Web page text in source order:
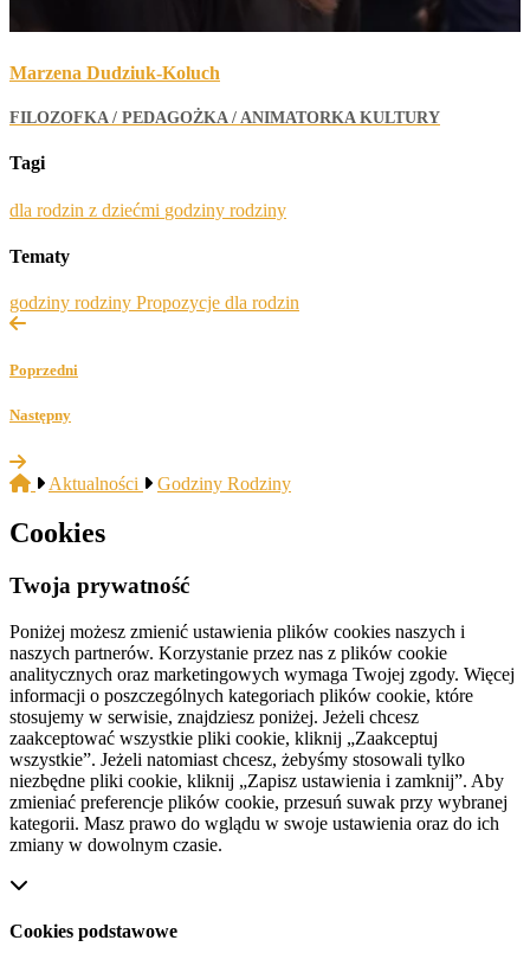
Marzena Dudziuk-Koluch
FILOZOFKA / PEDAGOŻKA / ANIMATORKA KULTURY
Tagi
dla rodzin z dziećmi godziny rodziny
Tematy
godziny rodziny Propozycje dla rodzin
Poprzedni
Następny
Aktualności Godziny Rodziny
Cookies
Twoja prywatność
Poniżej możesz zmienić ustawienia plików cookies naszych i
naszych partnerów. Korzystanie przez nas z plików cookie
analitycznych oraz marketingowych wymaga Twojej zgody. Więcej
informacji o poszczególnych kategoriach plików cookie, które
stosujemy w serwisie, znajdziesz poniżej. Jeżeli chcesz
zaakceptować wszystkie pliki cookie, kliknij „Zaakceptuj
wszystkie”. Jeżeli natomiast chcesz, żebyśmy stosowali tylko
niezbędne pliki cookie, kliknij „Zapisz ustawienia i zamknij”. Aby
zmieniać preferencje plików cookie, przesuń suwak przy wybranej
kategorii. Masz prawo do wglądu w swoje ustawienia oraz do ich
zmiany w dowolnym czasie.
Cookies podstawowe